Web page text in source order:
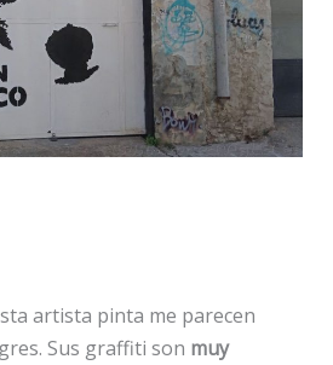
artista pinta me parecen
Sus graffiti son muy